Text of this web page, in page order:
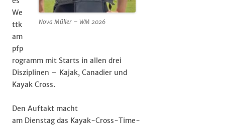
Nova Müller – WM 2026
We
ttk
am
pfp
rogramm mit Starts in allen drei
Disziplinen – Kajak, Canadier und
Kayak Cross.
Den Auftakt macht
am Dienstag das Kayak-Cross-Time-